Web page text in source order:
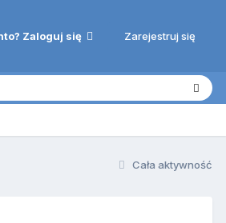
Zaloguj się Zarejestruj się
Cała aktywność